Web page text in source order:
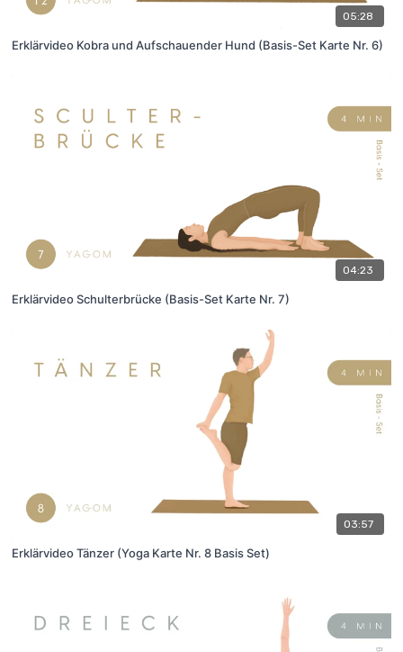
05:28
Erklärvideo Kobra und Aufschauender Hund (Basis-Set Karte Nr. 6)
04:23
Erklärvideo Schulterbrücke (Basis-Set Karte Nr. 7)
03:57
Erklärvideo Tänzer (Yoga Karte Nr. 8 Basis Set)